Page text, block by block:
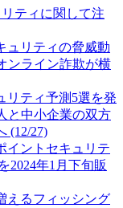
ティに関して注
ュリティの脅威動
ンライン詐欺が横
リティ予測5選を発
中小企業の双方
(12/27)
イントセキュリテ
2024年1月下旬販
えるフィッシング